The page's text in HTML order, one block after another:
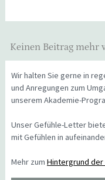
Keinen Beitrag mehr
Wir halten Sie gerne in
und Anregungen zum
unserem Akademie-
Unser Gefühle-Letter
mit Gefühlen in
Mehr zum Hintergrund